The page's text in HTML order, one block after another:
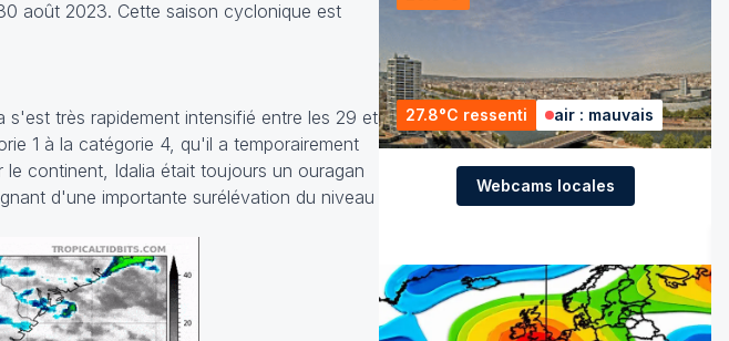
août 2023. Cette saison cyclonique est
très rapidement intensifié entre les 29 et
1 à la catégorie 4, qu'il a temporairement
continent, Idalia était toujours un ouragan
d'une importante surélévation du niveau
27.8°C ressenti air : mauvais
Webcams locales